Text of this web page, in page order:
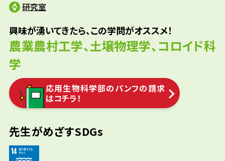
研究室
興味が湧いてきたら、この学問がオススメ！
農業農村工学、土壌物理学、コロイド科
学
応用生物科学部のパンフの請求
はコチラ！
先生がめざすSDGs
や先輩との交流もあった研究室を選んだら、
自分にはあっていたようで研究が楽しくなり
ました。